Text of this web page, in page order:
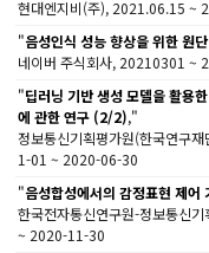
현대엔지비(주), 2021.06.15 ~
"음성인식 성능 향상을 위한 원
네이버 주식회사, 20210301 ~
"딥러닝 기반 생성 모델을 활용
에 관한 연구 (2/2),"
정보통신기획평가원(한국연구
1-01 ~ 2020-06-30
"음성합성에서의 감정표현 제어
한국전자통신연구원-정보통신
~ 2020-11-30